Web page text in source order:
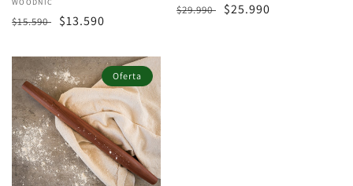
Proveedor:
WOODNIC
Precio
$15.590
Precio
oferta
$13.590
Precio
$29.990
Precio
$25.990
Oferta